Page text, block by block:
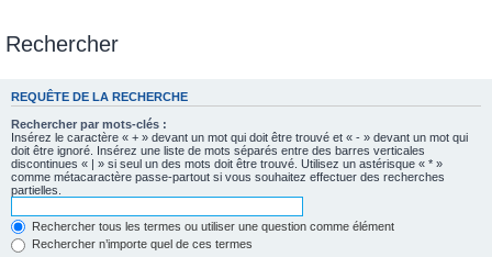
Rechercher
REQUÊTE DE LA RECHERCHE
Rechercher par mots-clés :
Insérez le caractère « + » devant un mot qui doit être trouvé et « - » devant un mot qui
doit être ignoré. Insérez une liste de mots séparés entre des barres verticales
discontinues « | » si seul un des mots doit être trouvé. Utilisez un astérisque « * »
comme métacaractère passe-partout si vous souhaitez effectuer des recherches
partielles.
Rechercher tous les termes ou utiliser une question comme élément
Rechercher n’importe quel de ces termes